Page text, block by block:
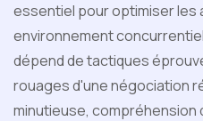
essentiel pour optimiser les
environnement
dépend de tactiques
rouages d'une négociation
minutieuse,